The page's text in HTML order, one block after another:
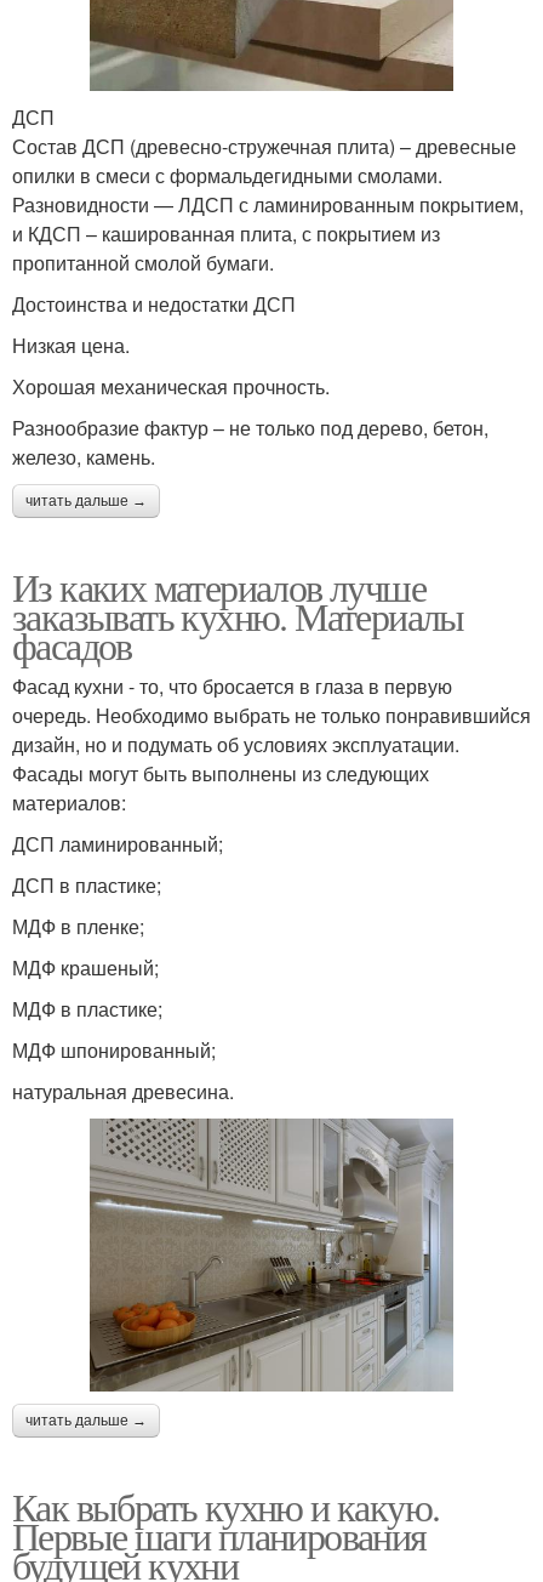
ДСП
Состав ДСП (древесно-стружечная плита) – древесные
опилки в смеси с формальдегидными смолами.
Разновидности — ЛДСП с ламинированным покрытием,
и КДСП – кашированная плита, с покрытием из
пропитанной смолой бумаги.
Достоинства и недостатки ДСП
Низкая цена.
Хорошая механическая прочность.
Разнообразие фактур – не только под дерево, бетон,
железо, камень.
читать дальше →
Из каких материалов лучше
заказывать кухню. Материалы
фасадов
Фасад кухни - то, что бросается в глаза в первую
очередь. Необходимо выбрать не только понравившийся
дизайн, но и подумать об условиях эксплуатации.
Фасады могут быть выполнены из следующих
материалов:
ДСП ламинированный;
ДСП в пластике;
МДФ в пленке;
МДФ крашеный;
МДФ в пластике;
МДФ шпонированный;
натуральная древесина.
читать дальше →
Как выбрать кухню и какую.
Первые шаги планирования
будущей кухни